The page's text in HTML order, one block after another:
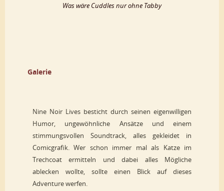
Was wäre Cuddles nur ohne Tabby
Galerie
Nine Noir Lives besticht durch seinen eigenwilligen
Humor, ungewöhnliche Ansätze und einem
stimmungsvollen Soundtrack, alles gekleidet in
Comicgrafik. Wer schon immer mal als Katze im
Trechcoat ermitteln und dabei alles Mögliche
ablecken wollte, sollte einen Blick auf dieses
Adventure werfen.